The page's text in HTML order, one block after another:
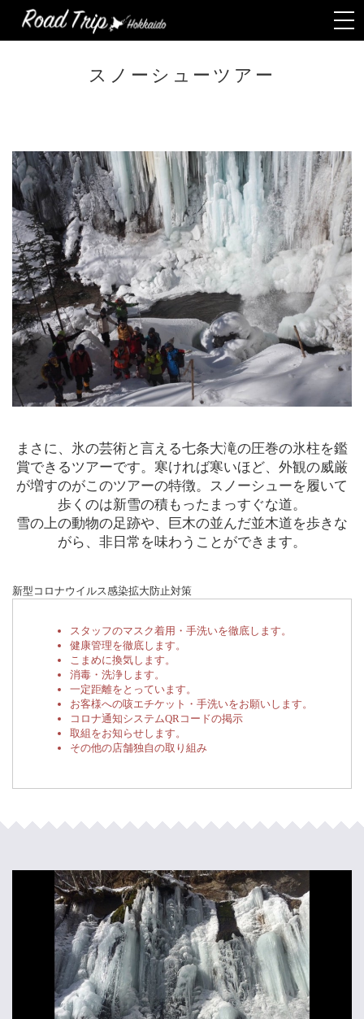
スノーシューツアー
まさに、氷の芸術と言える七条大滝の圧巻の氷柱を鑑
賞できるツアーです。寒ければ寒いほど、外観の威厳
が増すのがこのツアーの特徴。スノーシューを履いて
歩くのは新雪の積もったまっすぐな道。
雪の上の動物の足跡や、巨木の並んだ並木道を歩きな
がら、非日常を味わうことができます。
新型コロナウイルス感染拡大防止対策
スタッフのマスク着用・手洗いを徹底します。
健康管理を徹底します。
こまめに換気します。
消毒・洗浄します。
一定距離をとっています。
お客様への咳エチケット・手洗いをお願いします。
コロナ通知システムQRコードの掲示
取組をお知らせします。
その他の店舗独自の取り組み